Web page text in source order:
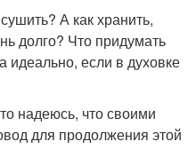
А как хранить,
долго? Что придумать
идеально, если в духовке
надеюсь, что своими
для продолжения этой